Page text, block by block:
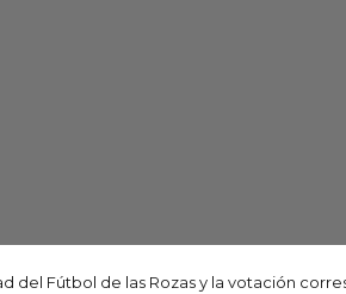
del Fútbol de las Rozas y la votación